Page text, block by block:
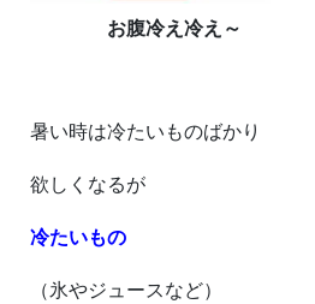
お腹冷え冷え～
暑い時は冷たいものばかり
欲しくなるが
冷たいもの
（氷やジュースなど）